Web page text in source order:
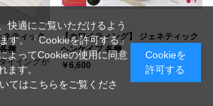
ネティック
種
イイングが
【ホワイティング】 ジェネティック
ヘンケイプ 各種
￥6,600
快適にご覧いただけるよう
す。「Cookieを許可する」
よってCookieの使用に同意
ます。
てはこちらをご覧くださ
Cookieを
許可する